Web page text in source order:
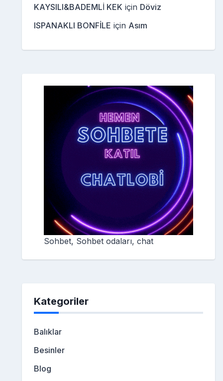
KAYSILI&BADEMLİ KEK için Döviz
ISPANAKLI BONFİLE için Asım
Sohbet, Sohbet odaları, chat
Kategoriler
Balıklar
Besinler
Blog